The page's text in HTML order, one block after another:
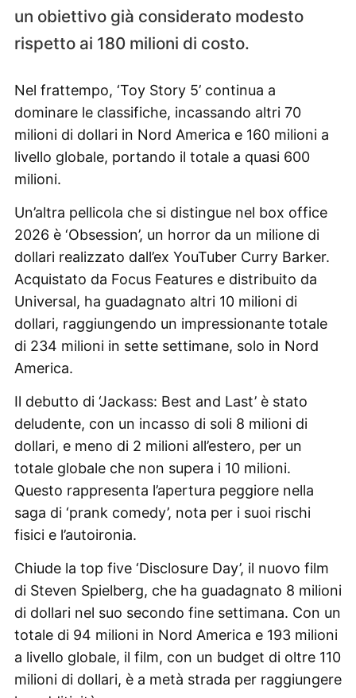
un obiettivo già considerato modesto
rispetto ai 180 milioni di costo.
Nel frattempo, ‘Toy Story 5’ continua a
dominare le classifiche, incassando altri 70
milioni di dollari in Nord America e 160 milioni a
livello globale, portando il totale a quasi 600
milioni.
Un’altra pellicola che si distingue nel box office
2026 è ‘Obsession’, un horror da un milione di
dollari realizzato dall’ex YouTuber Curry Barker.
Acquistato da Focus Features e distribuito da
Universal, ha guadagnato altri 10 milioni di
dollari, raggiungendo un impressionante totale
di 234 milioni in sette settimane, solo in Nord
America.
Il debutto di ‘Jackass: Best and Last’ è stato
deludente, con un incasso di soli 8 milioni di
dollari, e meno di 2 milioni all’estero, per un
totale globale che non supera i 10 milioni.
Questo rappresenta l’apertura peggiore nella
saga di ‘prank comedy’, nota per i suoi rischi
fisici e l’autoironia.
Chiude la top five ‘Disclosure Day’, il nuovo film
di Steven Spielberg, che ha guadagnato 8 milioni
di dollari nel suo secondo fine settimana. Con un
totale di 94 milioni in Nord America e 193 milioni
a livello globale, il film, con un budget di oltre 110
milioni di dollari, è a metà strada per raggiungere